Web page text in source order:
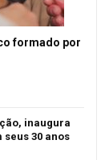
formado por
inaugura
30 anos